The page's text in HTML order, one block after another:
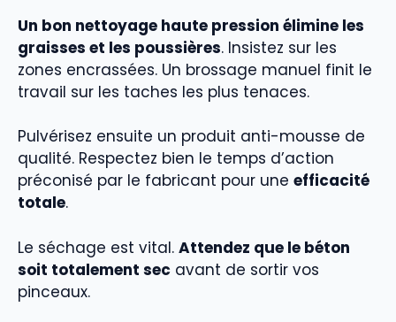
Un bon nettoyage haute pression élimine les
graisses et les poussières. Insistez sur les
zones encrassées. Un brossage manuel finit le
travail sur les taches les plus tenaces.
Pulvérisez ensuite un produit anti-mousse de
qualité. Respectez bien le temps d’action
préconisé par le fabricant pour une efficacité
totale.
Le séchage est vital. Attendez que le béton
soit totalement sec avant de sortir vos
pinceaux.